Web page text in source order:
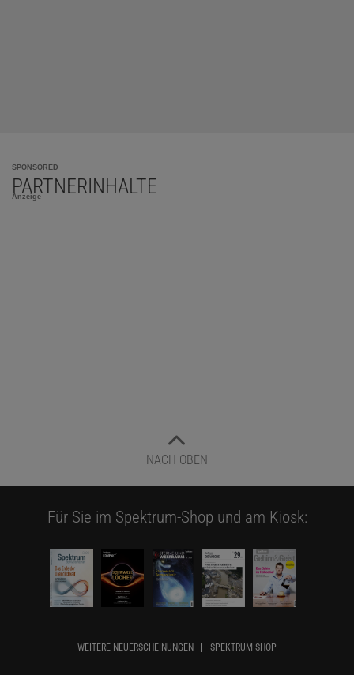
SPONSORED
PARTNERINHALTE
Anzeige
NACH OBEN
Für Sie im Spektrum-Shop und am Kiosk:
WEITERE NEUERSCHEINUNGEN SPEKTRUM SHOP